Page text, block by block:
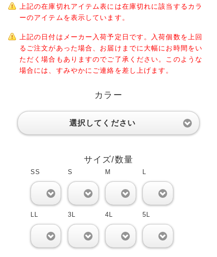
上記の在庫切れアイテム表には在庫切れに該当するカラ
ーのアイテムを表示しています。
上記の日付はメーカー入荷予定日です。入荷個数を上回
るご注文があった場合、お届けまでに大幅にお時間をい
ただく場合もありますのでご了承ください。このような
場合には、すみやかにご連絡を差し上げます。
カラー
選択してください
サイズ/数量
SS S M L
LL 3L 4L 5L